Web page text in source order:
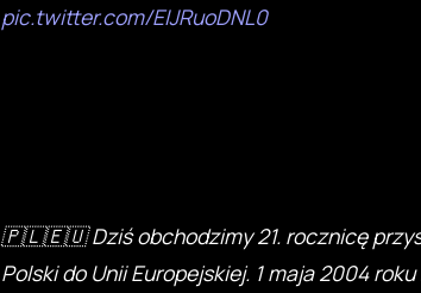
pic.twitter.com/EIJRuoDNL0
🇵🇱🇪🇺 Dziś obchodzimy 21. rocznicę
Polski do Unii Europejskiej. 1 maja 2004